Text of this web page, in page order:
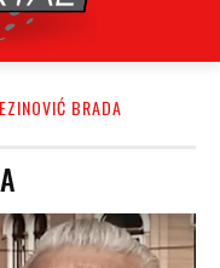
BRADA